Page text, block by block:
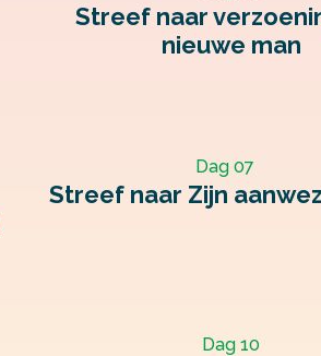
Streef naar
nieuwe man
Dag 07
Streef naar Zijn
Dag 10